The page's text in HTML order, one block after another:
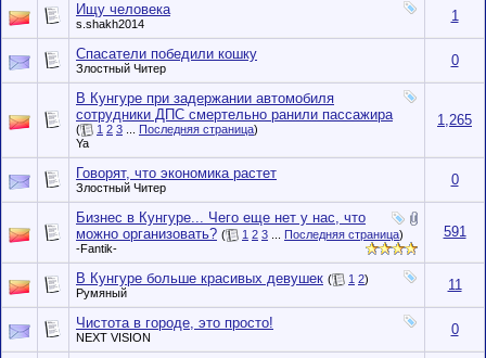
Ищу человека
s.shakh2014 1
Спасатели победили кошку
Злостный Читер 0
В Кунгуре при задержании автомобиля
сотрудники ДПС смертельно ранили пассажира
( 1 2 3 Последняя страница)
Ya
1,265
Говорят, что экономика растет
Злостный Читер 0
Бизнес в Кунгуре... Чего еще нет у нас, что
можно организовать? ( 1 2 3 Последняя страница)
-Fantik-
591
В Кунгуре больше красивых девушек ( 1 2)
Румяный
11
Чистота в городе, это просто!
NEXT VISION 0